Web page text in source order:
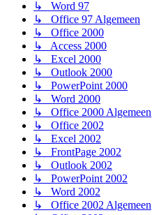
↳ Word 97
↳ Office 97 Algemeen
↳ Office 2000
↳ Access 2000
↳ Excel 2000
↳ Outlook 2000
↳ PowerPoint 2000
↳ Word 2000
↳ Office 2000 Algemeen
↳ Office 2002
↳ Excel 2002
↳ FrontPage 2002
↳ Outlook 2002
↳ PowerPoint 2002
↳ Word 2002
↳ Office 2002 Algemeen